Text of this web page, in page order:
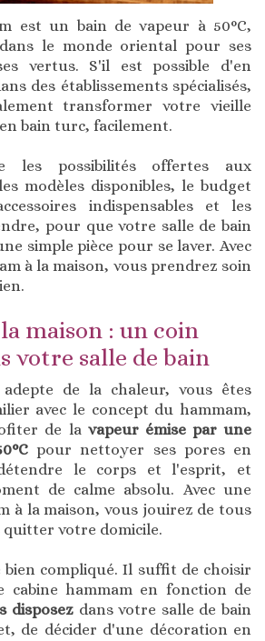
est un bain de vapeur à 50°C,
le monde oriental pour ses
vertus. S'il est possible d'en
des établissements spécialisés,
transformer votre vieille
bain turc, facilement.
les possibilités offertes aux
modèles disponibles, le budget
indispensables et les
pour que votre salle de bain
simple pièce pour se laver. Avec
à la maison, vous prendrez soin
maison : un coin
votre salle de bain
de la chaleur, vous êtes
avec le concept du hammam,
de la vapeur émise par une
pour nettoyer ses pores en
le corps et l'esprit, et
de calme absolu. Avec une
à la maison, vous jouirez de tous
quitter votre domicile.
bien compliqué. Il suffit de choisir
cabine hammam en fonction de
disposezdans votre salle de bain
de décider d'une décoration en